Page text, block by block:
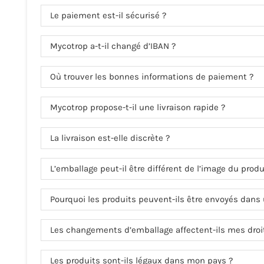
Le paiement est-il sécurisé ?
Mycotrop a-t-il changé d’IBAN ?
Où trouver les bonnes informations de paiement ?
Mycotrop propose-t-il une livraison rapide ?
La livraison est-elle discrète ?
L’emballage peut-il être différent de l’image du
Pourquoi les produits peuvent-ils être envoyés
Les changements d’emballage affectent-ils mes
Les produits sont-ils légaux dans mon pays ?